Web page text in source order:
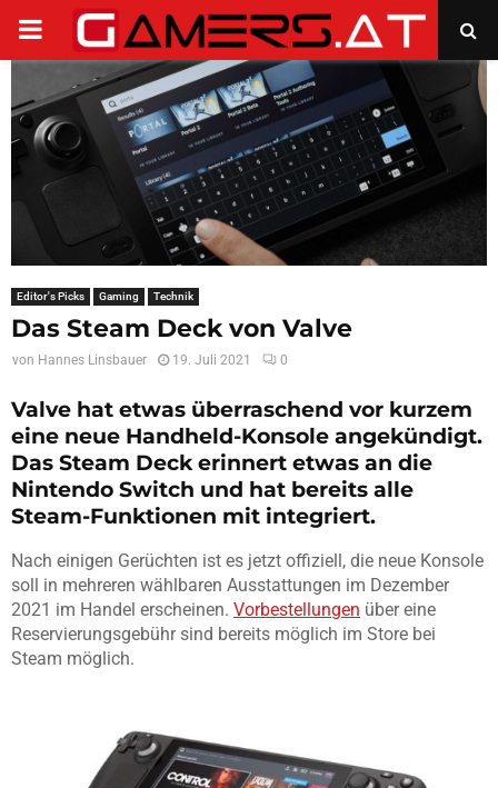
PRIMARY
MENU
Editor's Picks Gaming Technik
Das Steam Deck von Valve
von Hannes Linsbauer 19. Juli 2021 0
Valve hat etwas überraschend vor kurzem
eine neue Handheld-Konsole angekündigt.
Das Steam Deck erinnert etwas an die
Nintendo Switch und hat bereits alle
Steam-Funktionen mit integriert.
Nach einigen Gerüchten ist es jetzt offiziell, die neue Konsole
soll in mehreren wählbaren Ausstattungen im Dezember
2021 im Handel erscheinen. Vorbestellungen über eine
Reservierungsgebühr sind bereits möglich im Store bei
Steam möglich.